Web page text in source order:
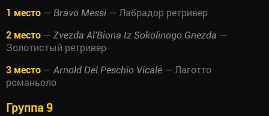
1 место — Bravo Messi — Лабрадор ретривер
2 место — Zvezda Al'Biona Iz Sokolinogo Gnezda —
Золотистый ретривер
3 место — Arnold Del Peschio Vicale — Лаготто
романьоло
Группа 9